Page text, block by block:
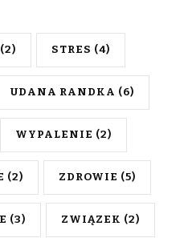
(2) STRES (4)
UDANA RANDKA (6)
WYPALENIE (2)
(2) ZDROWIE (5)
(3) ZWIĄZEK (2)